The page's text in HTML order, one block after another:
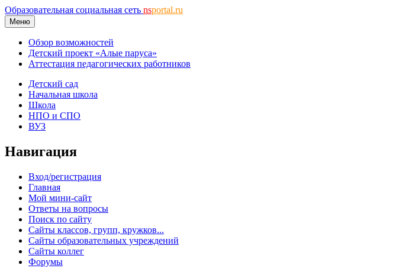
Образовательная социальная сеть nsportal.ru
Меню
Обзор возможностей
Детский проект «Алые паруса»
Аттестация педагогических работников
Детский сад
Начальная школа
Школа
НПО и СПО
ВУЗ
Навигация
Вход/регистрация
Главная
Мой мини-сайт
Ответы на вопросы
Поиск по сайту
Сайты классов, групп, кружков...
Сайты образовательных учреждений
Сайты коллег
Форумы